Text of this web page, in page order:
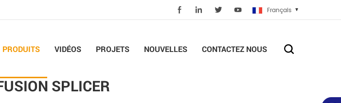
Français
PRODUITS VIDÉOS PROJETS NOUVELLES CONTACTEZ NOUS
SPLICER